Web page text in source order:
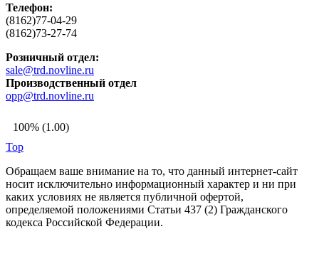
Телефон:
(8162)77-04-29
(8162)73-27-74
Розничный отдел:
sale@trd.novline.ru
Производственный отдел
opp@trd.novline.ru
100% (1.00)
Top
Обращаем ваше внимание на то, что данный интернет-сайт
носит исключительно информационный характер и ни при
каких условиях не является публичной офертой,
определяемой положениями Статьи 437 (2) Гражданского
кодекса Российской Федерации.